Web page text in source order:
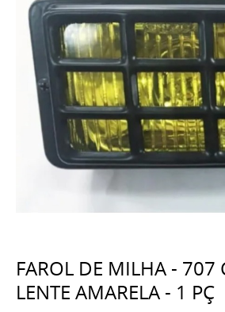
FAROL DE MILHA - 707
LENTE AMARELA - 1 PÇ